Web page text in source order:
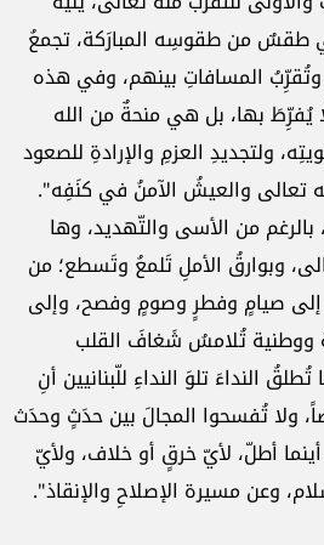
طقسٌ من طقوسِه المبارَكة، تجمعُ
المسافاتِ بينهم، وفي هذه
يُفرِّطَ بها، بل هي منحةٌ من الله
ولتجديدِ العزمِ والإرادةِ ‏للصعود
تعالى والعيشُ الآمنُ في كنَفِه".
من ‏الأسى والتّهديد، وها
وبوارقُ الأملِ تَلمعُ وتَسطع؛ من
إلى ‏صيامٍ وفطرٍ وصومٍ وفصح، وإلى
ووطنية تُلامسُ شَغافَ القلب
النداءَ تلوَ النداءِ للّبنانيين أنِ
ولا تُفسحوا المجالَ بين حدَثٍ وحدَث
أطلّ، لأيّ خرقٍ أو خلاف، ولأيّ
وعن مسيرة ‏الإصلاحِ والإنقاذ".‏